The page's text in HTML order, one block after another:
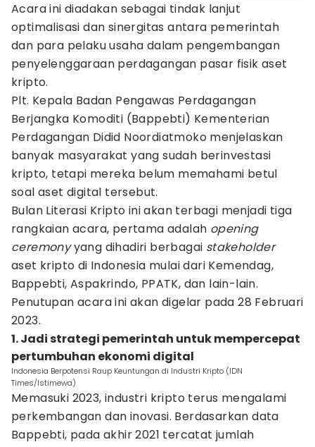
Acara ini diadakan sebagai tindak lanjut
optimalisasi dan sinergitas antara pemerintah
dan para pelaku usaha dalam pengembangan
penyelenggaraan perdagangan pasar fisik aset
kripto.
Plt. Kepala Badan Pengawas Perdagangan
Berjangka Komoditi (Bappebti) Kementerian
Perdagangan Didid Noordiatmoko menjelaskan
banyak masyarakat yang sudah berinvestasi
kripto, tetapi mereka belum memahami betul
soal aset digital tersebut.
Bulan Literasi Kripto ini akan terbagi menjadi tiga
rangkaian acara, pertama adalah opening
ceremonyyang dihadiri berbagai stakeholder
aset kripto di Indonesia mulai dari Kemendag,
Bappebti, Aspakrindo, PPATK, dan lain-lain.
Penutupan acara ini akan digelar pada 28 Februari
2023.
1. Jadi strategi pemerintah untuk mempercepat
pertumbuhan ekonomi digital
Indonesia Berpotensi Raup Keuntungan di Industri Kripto (IDN
Times/Istimewa)
Memasuki 2023, industri kripto terus mengalami
perkembangan dan inovasi. Berdasarkan data
Bappebti, pada akhir 2021 tercatat jumlah